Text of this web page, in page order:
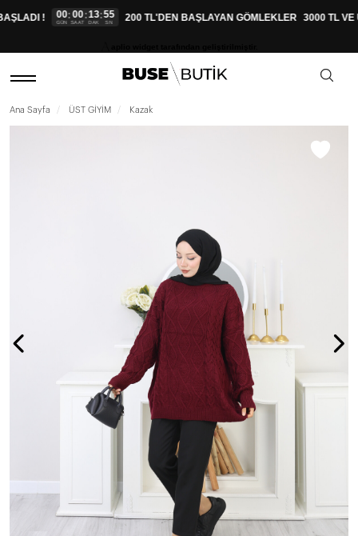
! 00
GÜN
:00
SAAT
:13
DAK
:54
SN 200 TL'DEN BAŞLAYAN GÖMLEKLER 3000 TL VE
Ana Sayfa ÜST GİYİM Kazak